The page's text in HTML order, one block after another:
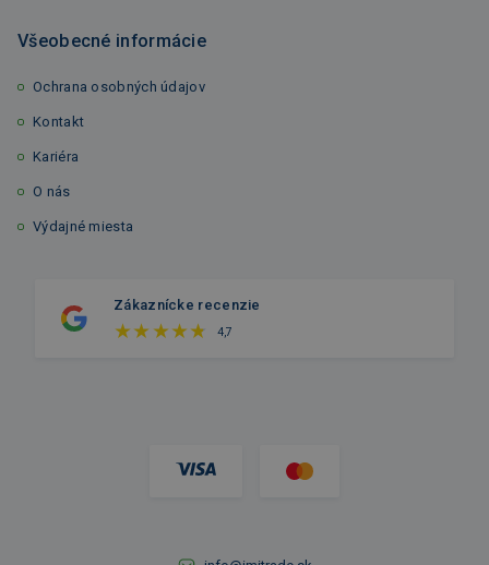
Všeobecné informácie
Ochrana osobných údajov
Kontakt
Kariéra
O nás
Výdajné miesta
Zákaznícke recenzie
4,7